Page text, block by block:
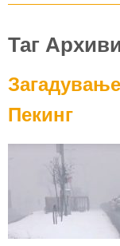
Таг
Пекинг